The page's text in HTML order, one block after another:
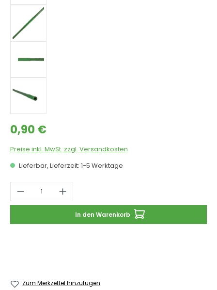
Regulärer Preis:
0,90 €
Preise inkl. MwSt. zzgl. Versandkosten
Lieferbar, Lieferzeit: 1-5 Werktage
Produkt Anzahl: Gib den
In den Warenkorb
Zum Merkzettel hinzufügen